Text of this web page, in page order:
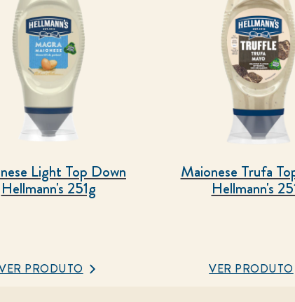
Light Top Down
Hellmann's 251g
PRODUTO
Maionese Trufa
Hellmann's
VER PRODUTO